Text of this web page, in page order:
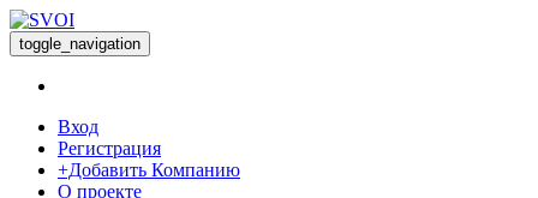
toggle_navigation
Вход
Регистрация
+Добавить Компанию
О проекте